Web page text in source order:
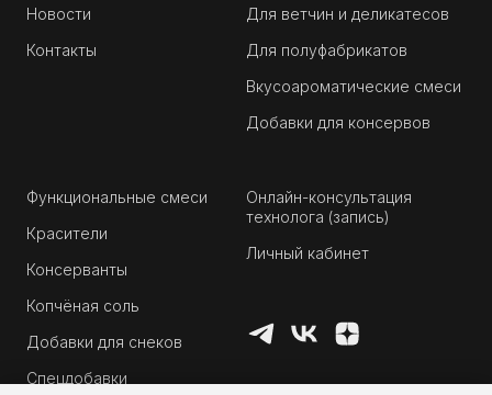
Новости
Контакты
Для ветчин и деликатесов
Для полуфабрикатов
Вкусоароматические смеси
Добавки для консервов
Функциональные смеси
Красители
Консерванты
Копчёная соль
Добавки для снеков
Спецдобавки
Онлайн-консультация
технолога (запись)
Личный кабинет